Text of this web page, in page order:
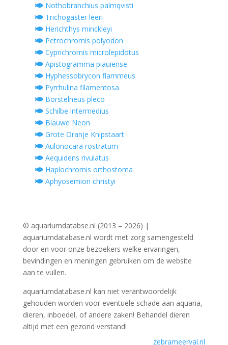
Nothobranchius palmqvisti
Trichogaster leeri
Herichthys minckleyi
Petrochromis polyodon
Cyprichromis microlepidotus
Apistogramma piauiense
Hyphessobrycon flammeus
Pyrrhulina filamentosa
Borstelneus pleco
Schilbe intermedius
Blauwe Neon
Grote Oranje Knipstaart
Aulonocara rostratum
Aequidens rivulatus
Haplochromis orthostoma
Aphyosemion christyi
© aquariumdatabse.nl (2013 – 2026) |
aquariumdatabase.nl wordt met zorg samengesteld
door en voor onze bezoekers welke ervaringen,
bevindingen en meningen gebruiken om de website
aan te vullen.
aquariumdatabase.nl kan niet verantwoordelijk
gehouden worden voor eventuele schade aan aquaria,
dieren, inboedel, of andere zaken! Behandel dieren
altijd met een gezond verstand!
zebrameerval.nl